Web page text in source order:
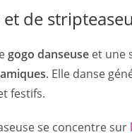
de
gogo danseuse et une
. Elle danse
festifs.
se concentre sur